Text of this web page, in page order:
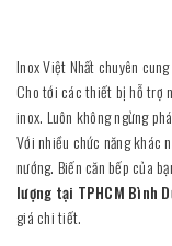
Inox Việt Nhất chuyên
Cho tới các thiết bị hỗ trợ
inox. Luôn không ngừng
Với nhiều chức năng khác
nướng. Biến căn bếp của
lượng tại TPHCM Bình
giá chi tiết.